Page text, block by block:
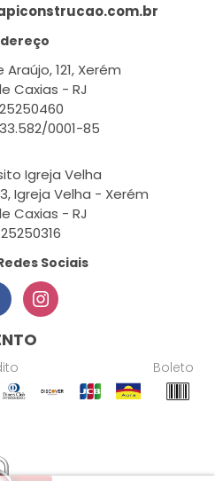
121, Xerém
Caxias - RJ
0001-85
Igreja Velha
Igreja Velha - Xerém
Caxias - RJ
Sociais
Boleto